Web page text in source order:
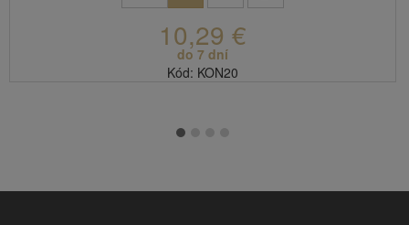
10,29 €
do 7 dní
Kód: KON20